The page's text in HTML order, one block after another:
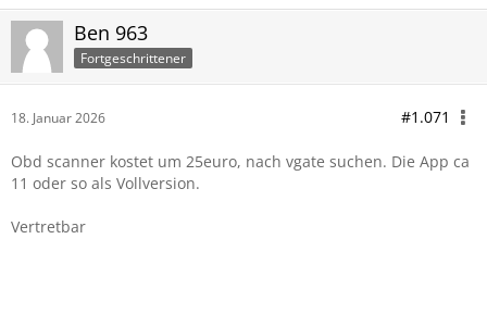
Ben 963
Fortgeschrittener
18. Januar 2026 #1.071
Obd scanner kostet um 25euro, nach vgate suchen. Die App ca
11 oder so als Vollversion.
Vertretbar